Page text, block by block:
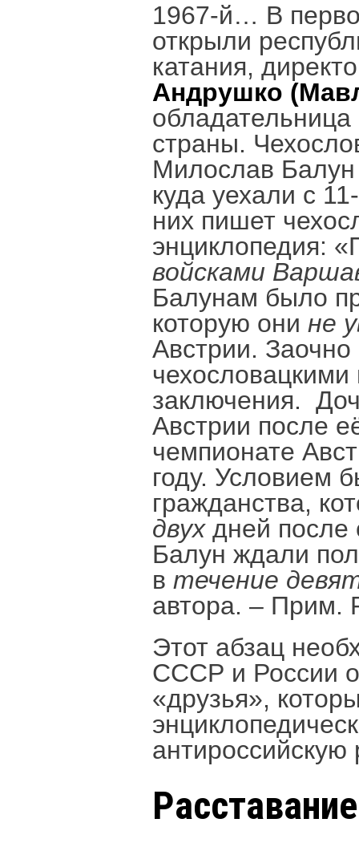
1967-й… В
открыли
катания,
Андрушко
страны.
Милослав Балун
куда уехали с
них пишет
энциклопедия:
войсками
Балунам было
которую они не
Австрии.
заключения.
Австрии после
чемпионате
году. Условием
гражданства,
двухдней после
Балун ждали
в течение
автора. – Прим.
Этот абзац
СССР и России
«друзья»,
антироссийскую